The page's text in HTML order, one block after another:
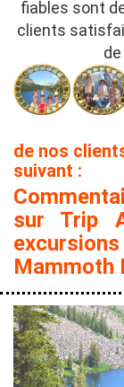
fiables sont
clients
Nous
de nos
suivant :
sur Trip
Mammoth